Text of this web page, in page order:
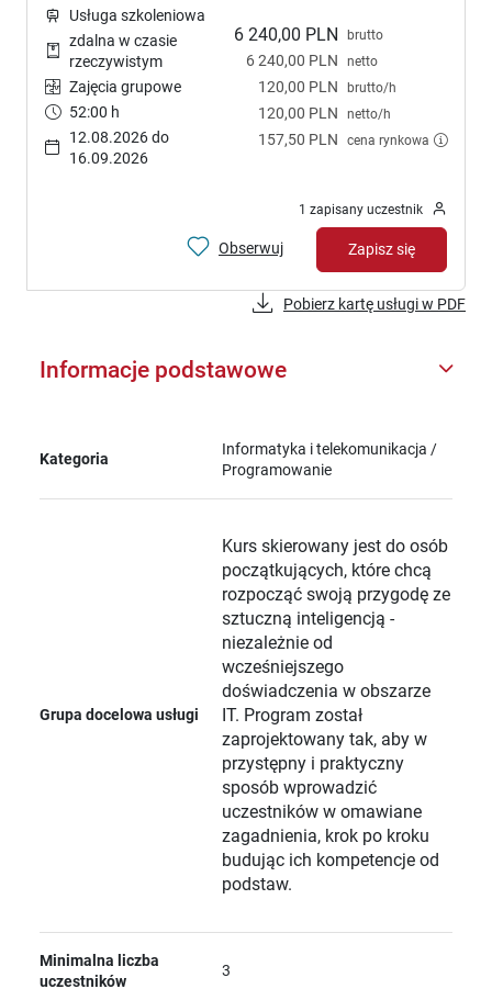
6 240,00 PLN brutto
6 240,00 PLN netto
120,00 PLN brutto/h
120,00 PLN netto/h
157,50 PLN cena rynkowa
Usługa szkoleniowa
zdalna w czasie
rzeczywistym
Zajęcia grupowe
52:00 h
12.08.2026 do
16.09.2026
1 zapisany uczestnik
Obserwuj Zapisz się
Pobierz kartę usługi w PDF
Informacje podstawowe
Kategoria
Informatyka i telekomunikacja /
Programowanie
Grupa docelowa usługi
Kurs skierowany jest do osób
początkujących, które chcą
rozpocząć swoją przygodę ze
sztuczną inteligencją -
niezależnie od
wcześniejszego
doświadczenia w obszarze
IT. Program został
zaprojektowany tak, aby w
przystępny i praktyczny
sposób wprowadzić
uczestników w omawiane
zagadnienia, krok po kroku
budując ich kompetencje od
podstaw.
Minimalna liczba
uczestników
3